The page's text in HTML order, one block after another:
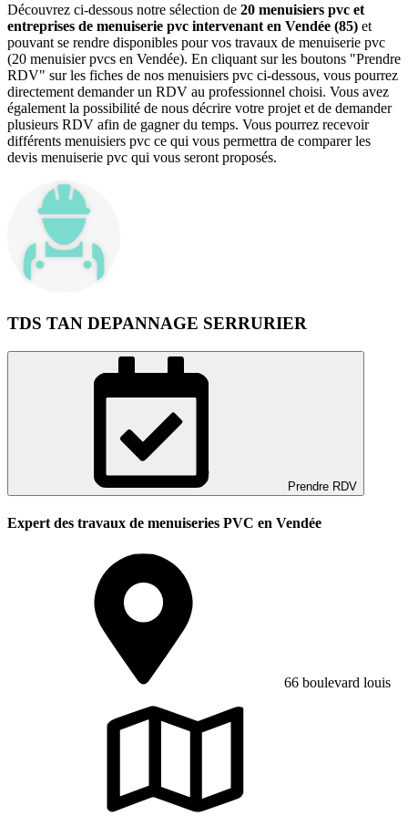
Découvrez ci-dessous notre sélection de 20 menuisiers pvc et
entreprises de menuiserie pvc intervenant en Vendée (85) et
pouvant se rendre disponibles pour vos travaux de menuiserie pvc
(20 menuisier pvcs en Vendée). En cliquant sur les boutons "Prendre
RDV" sur les fiches de nos menuisiers pvc ci-dessous, vous pourrez
directement demander un RDV au professionnel choisi. Vous avez
également la possibilité de nous décrire votre projet et de demander
plusieurs RDV afin de gagner du temps. Vous pourrez recevoir
différents menuisiers pvc ce qui vous permettra de comparer les
devis menuiserie pvc qui vous seront proposés.
TDS TAN DEPANNAGE SERRURIER
Prendre RDV
Expert des travaux de menuiseries PVC en Vendée
66 boulevard louis